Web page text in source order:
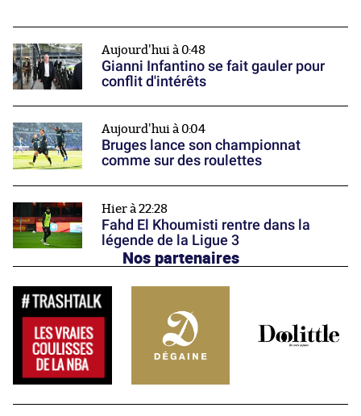
Aujourd'hui à 0:48
Gianni Infantino se fait gauler pour
conflit d'intérêts
Aujourd'hui à 0:04
Bruges lance son championnat
comme sur des roulettes
Hier à 22:28
Fahd El Khoumisti rentre dans la
légende de la Ligue 3
Nos partenaires